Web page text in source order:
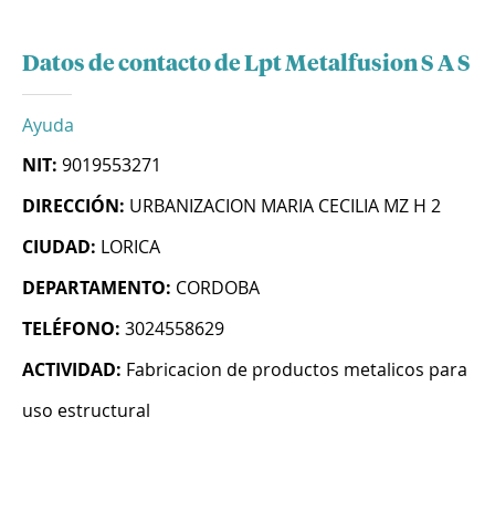
Datos de contacto de Lpt Metalfusion S A S
Ayuda
NIT: 9019553271
DIRECCIÓN: URBANIZACION MARIA CECILIA MZ H 2
CIUDAD: LORICA
DEPARTAMENTO: CORDOBA
TELÉFONO: 3024558629
ACTIVIDAD: Fabricacion de productos metalicos para
uso estructural